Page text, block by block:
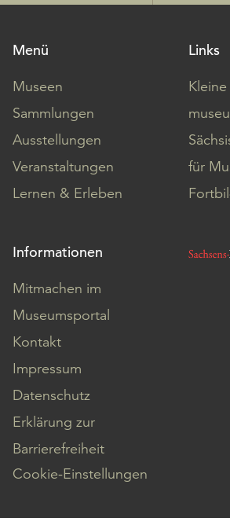
Menü
Museen
Sammlungen
Ausstellungen
Veranstaltungen
Lernen & Erleben
Links
für
Informationen
Mitmachen im
Museumsportal
Kontakt
Impressum
Datenschutz
Erklärung zur
Barrierefreiheit
Cookie-Einstellungen